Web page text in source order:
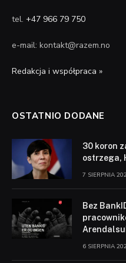
tel. +47 966 79 750
e-mail: kontakt@razem.no
Redakcja i współpraca »
OSTATNIO DODANE
30 koron
ostrzega,
7 SIERPNIA
Bez
6 SIERPNIA